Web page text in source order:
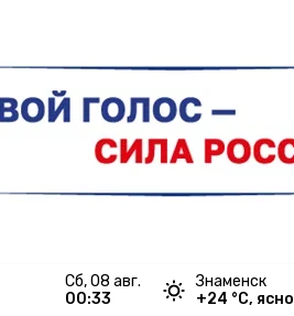
сб, 08 авг.
00:33
Знаменск
+24 °С, ясно